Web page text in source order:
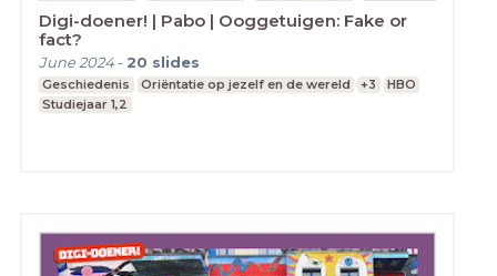
Digi-doener! | Pabo | Ooggetuigen: Fake or
fact?
June 2024- 20 slides
Geschiedenis Oriëntatie op jezelf en de wereld +3
HBO
Studiejaar 1,2